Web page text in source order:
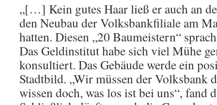
„[…] Kein gutes Haar ließ er auch an
den Neubau der Volksbankfiliale am
hatten. Diesen „20 Baumeistern“
Das Geldinstitut habe sich viel Mühe
konsultiert. Das Gebäude werde ein
Stadtbild. „Wir müssen der Volksbank
wissen doch, was los ist bei uns“, fand